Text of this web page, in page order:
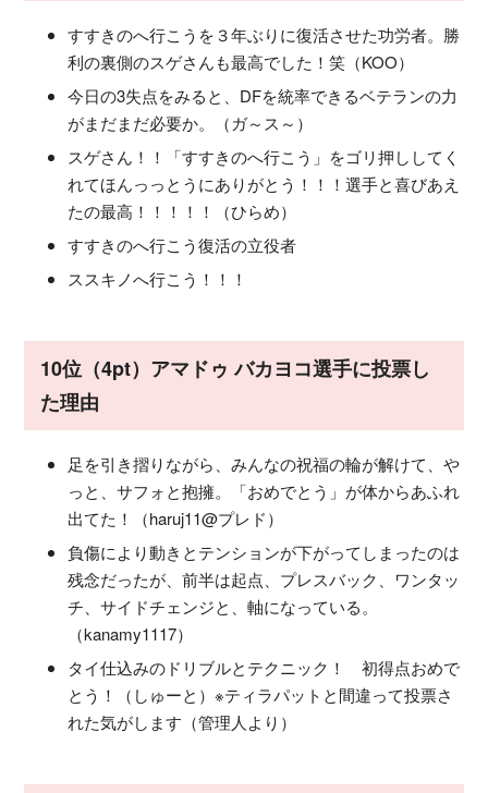
すすきのへ行こうを３年ぶりに復活させた功労者。勝
利の裏側のスゲさんも最高でした！笑（KOO）
今日の3失点をみると、DFを統率できるベテランの力
がまだまだ必要か。（ガ～ス～）
スゲさん！！「すすきのへ行こう」をゴリ押ししてく
れてほんっっとうにありがとう！！！選手と喜びあえ
たの最高！！！！！（ひらめ）
すすきのへ行こう復活の立役者
ススキノへ行こう！！！
10位（4pt）アマドゥ バカヨコ選手に投票し
た理由
足を引き摺りながら、みんなの祝福の輪が解けて、や
っと、サフォと抱擁。「おめでとう」が体からあふれ
出てた！（haruj11@プレド）
負傷により動きとテンションが下がってしまったのは
残念だったが、前半は起点、プレスバック、ワンタッ
チ、サイドチェンジと、軸になっている。
（kanamy1117）
タイ仕込みのドリブルとテクニック！ 初得点おめで
とう！（しゅーと）※ティラパットと間違って投票さ
れた気がします（管理人より）